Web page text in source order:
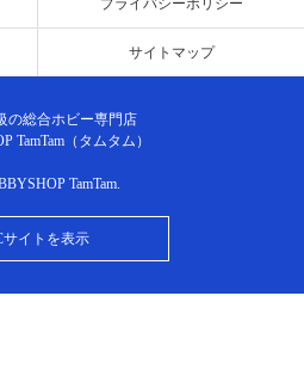
プライバシーポリシー
サイトマップ
の総合ホビー専門店
TamTam（タムタム）
TamTam.
サイトを表示